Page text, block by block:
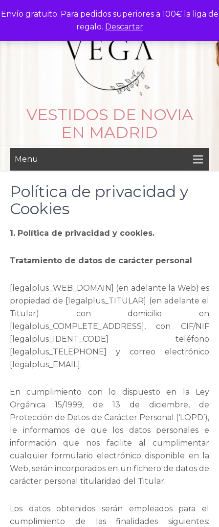
Envío gratuito. Para pedidos superiores a 100€ la liga de
regalo. Descartar
to
VESTIDOS DE NOVIA
EN MADRID
Menu
Política de privacidad y
Cookies
1. Política de privacidad y cookies.
Tratamiento de datos de carácter personal
[legalplus_WEB_DOMAIN] (en adelante la Web) es
propiedad de [legalplus_TITULAR] (en adelante el
Titular) con domicilio en
[legalplus_COMPLETE_ADDRESS], con CIF/NIF
[legalplus_IDENT_CODE] teléfono
[legalplus_TELEPHONE] y correo electrónico
[legalplus_EMAIL].
En cumplimiento con lo dispuesto en la Ley
Orgánica 15/1999, de 13 de diciembre, de
Protección de Datos de Carácter Personal (‘LOPD’),
le informamos de que los datos personales e
información que nos facilite al cumplimentar
cualquier formulario electrónico disponible en la
Web, serán incorporados en un fichero de datos de
carácter personal titularidad del Titular.
Los datos obtenidos serán empleados para el
cumplimiento de las finalidades siguientes: